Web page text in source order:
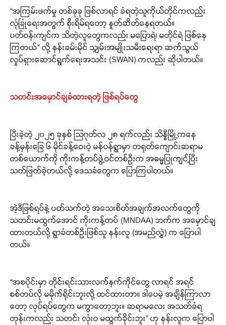
“အကြမ်းဖက်မှု တစ်ခုခု ဖြစ်လာရင် ခံရတဲ့သူကိုယ်တိုင်ကလည်း
လုံခြုံရေးအတွက် စိုးရိမ်ရတော့ နှုတ်ဆိတ်နေရတယ်။
ပတ်ဝန်းကျင်က သိတဲ့လူတွေကလည်း မပြောရဲ၊ မတိုင်ရဲ ဖြစ်နေ
ကြတယ်” လို့ နန်းခမ်းမိုင် သျှမ်းအမျိုးသမီးရေးရာ ဆက်သွယ်
လှုပ်ရှားဆောင်ရွက်ရေးအသင်း (SWAN) ကလည်း ဆိုပါတယ်။
သတင်းအမှောင်ချခံထားရတဲ့ ဖြစ်ရပ်တွေ
ပြီးခဲ့တဲ့ ၂၀၂၅ ခုနှစ် သြဂုတ်လ ၂၈ ရက်လည်း သိန္နီမြို့ကနေ
ခန့်မှန်းခြေ ၆ မိုင်ခန့်ဝေးဝဲ့ မန်ပန်ရွာမှာ တရုတ်ကျောင်းဆရာမ
တစ်ယောက်ကို ကိုးကန့်တပ်ဖွဲ့ဝင်တစ်ဦးက အဓမ္မပြုကျင့်ပြီး
သတ်ဖြတ်ခဲ့တယ်လို့ ဒေသခံတွေက ပြောကြပါတယ်။
အဲ့ဒီဖြစ်ရပ်နဲ့ ပတ်သက်တဲ့ အသေးစိတ်အချက်အလက်တွေကို
သတင်းမထွက်အောင် ကိုးကန့်တပ် (MNDAA) ဘက်က အမှောင်ချ
ထားတယ်လို့ ရွာခံတစ်ဦးဖြစ်သူ နန်းလူ (အမည်လွှဲ) က ပြောပါ
တယ်။
“အစပိုင်းမှာ တိုင်းရင်းသားလက်နက်ကိုင်တွေ လာရင် အရင်
စစ်တပ်လို မမိုက်ရိုင်းဘူးလို့ ထင်ထားတာ။ ဒါပေမဲ့ အချိန်ကြာလာ
တော့ လုပ်ရပ်တွေက မကွာတော့ဘူး။ ဆရာမလေး အသတ်ခံရ
တုန်းကလည်း သတင်း လုံးဝ မထွက်ခိုင်းဘူး” ဟု နန်းလူက ပြောပါ